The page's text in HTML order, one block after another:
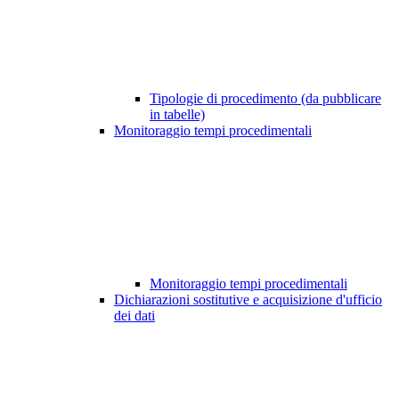
Tipologie di procedimento (da pubblicare
in tabelle)
Monitoraggio tempi procedimentali
Monitoraggio tempi procedimentali
Dichiarazioni sostitutive e acquisizione d'ufficio
dei dati